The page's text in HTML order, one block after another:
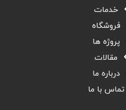
خدمات
فروشگاه
پروژه ها
مقالات
درباره ما
تماس با ما